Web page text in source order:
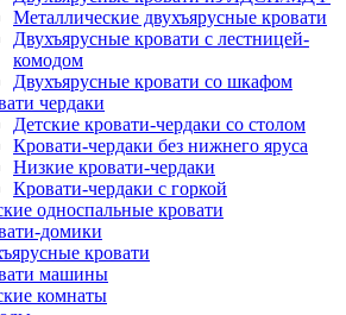
Металлические двухъярусные кровати
Двухъярусные кровати с лестницей-
комодом
Двухъярусные кровати со шкафом
чердаки
Детские кровати-чердаки со столом
Кровати-чердаки без нижнего яруса
Низкие кровати-чердаки
Кровати-чердаки с горкой
односпальные кровати
домики
кровати
машины
комнаты